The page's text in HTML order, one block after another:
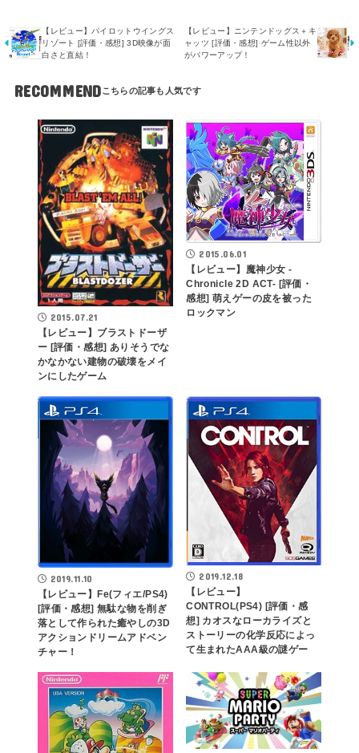
【レビュー】パイロットウイングス
リゾート [評価・感想] 3D映像が面
白さと直結！
【レビュー】ニンテンドッグス＋キ
ャッツ [評価・感想] ゲーム性以外
がパワーアップ！
RECOMMEND
2015.07.21
【レビュー】ブラストドーザ
ー [評価・感想] ありそうでな
かなかない建物の破壊をメイ
ンにしたゲーム
2015.06.01
【レビュー】魔神少女 -
Chronicle 2D ACT- [評価・
感想] 萌えゲーの皮を被った
ロックマン
2019.11.10
【レビュー】Fe(フィエ/PS4)
[評価・感想] 無駄な物を削ぎ
落として作られた癒やしの3D
アクションドリームアドベン
チャー！
2019.12.18
【レビュー】
CONTROL(PS4) [評価・感
想] カオスなローカライズと
ストーリーの化学反応によっ
て生まれたAAA級の謎ゲー